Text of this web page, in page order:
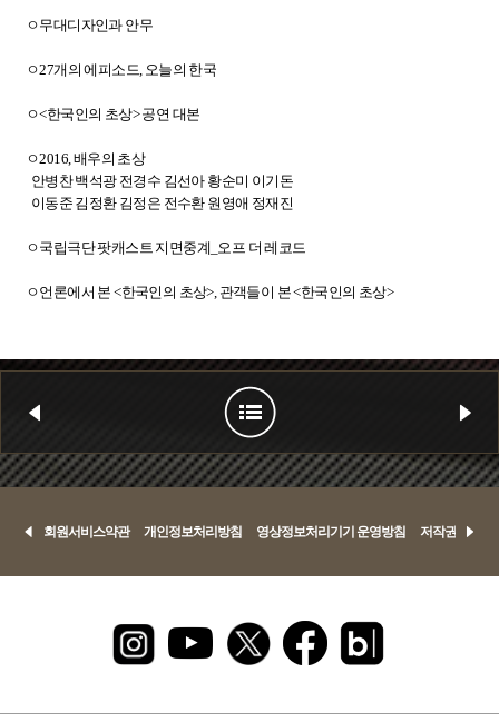
ㅇ무대디자인과 안무
ㅇ27개의 에피소드, 오늘의 한국
ㅇ<한국인의 초상> 공연 대본
ㅇ2016, 배우의 초상
안병찬 백석광 전경수 김선아 황순미 이기돈
이동준 김정환 김정은 전수환 원영애 정재진
ㅇ국립극단 팟캐스트 지면중계_오프 더 레코드
ㅇ언론에서 본 <한국인의 초상>, 관객들이 본 <한국인의 초상>
회원서비스약관 개인정보처리방침 영상정보처리기기 운영방침 저작권정책